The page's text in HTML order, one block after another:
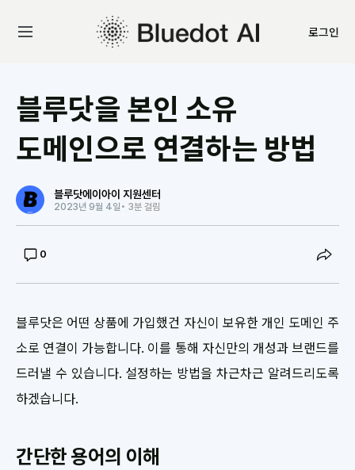
로그인
블루닷을 본인 소유
도메인으로 연결하는 방법
블루닷에이아이 지원센터
2023년 9월 4일 • 3분 걸림
0
블루닷은 어떤 상품에 가입했건 자신이 보유한 개인 도메인 주
소로 연결이 가능합니다. 이를 통해 자신만의 개성과 브랜드를
드러낼 수 있습니다. 설정하는 방법을 차근차근 알려드리도록
하겠습니다.
간단한 용어의 이해